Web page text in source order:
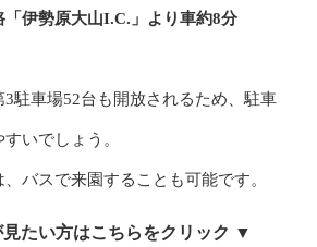
伊勢原大山I.C.」より車約8分
駐車場52台も開放されるため、駐車
いでしょう。
バスで来園することも可能です。
たい方はこちらをクリック ▼